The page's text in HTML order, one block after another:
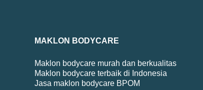
MAKLON BODYCARE
Maklon bodycare murah dan berkualitas
Maklon bodycare terbaik di Indonesia
Jasa maklon bodycare BPOM